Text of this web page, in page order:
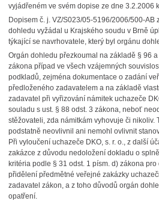
vyjádřeném ve svém dopise ze dne 3.2.2006
Dopisem č. j. VZ/S023/05-5196/2006/500-AB
dohledu vyžádal u Krajského soudu v Brně
týkající se navrhovatele, který byl orgánu
Orgán dohledu přezkoumal na základě § 96
zákona případ ve všech vzájemných
podkladů, zejména dokumentace o zadání
předloženého zadavatelem a na základě
zadavatel při vyřizování námitek uchazeče
souladu s ust. § 88 odst. 3 zákona, neboť
stěžovateli, zda námitkám vyhovuje či nikoliv.
podstatně neovlivnil ani nemohl ovlivnit
Při vyloučení uchazeče DKO, s. r. o., z další
zakázce z důvodu nedoložení dokladu o
kritéria podle § 31 odst. 1 písm. d) zákona
přidělení předmětné veřejné zakázky
zadavatel zákon, a z toho důvodů orgán
opatření.